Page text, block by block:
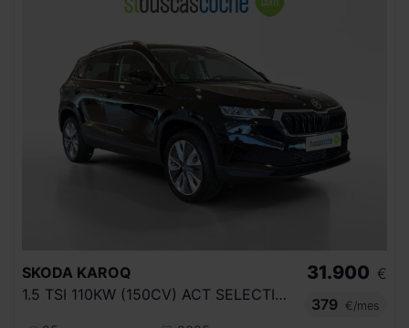
SKODA KAROQ
1.5 TSI 110KW (150CV) ACT SELECTION
31.900 €
379
€/mes